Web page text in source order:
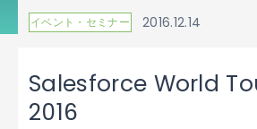
イベント・セミナー 2016.12.14
Salesforce World
2016